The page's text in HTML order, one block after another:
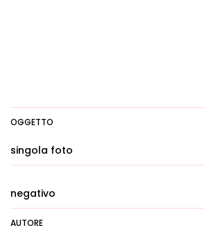
OGGETTO
singola foto
negativo
AUTORE